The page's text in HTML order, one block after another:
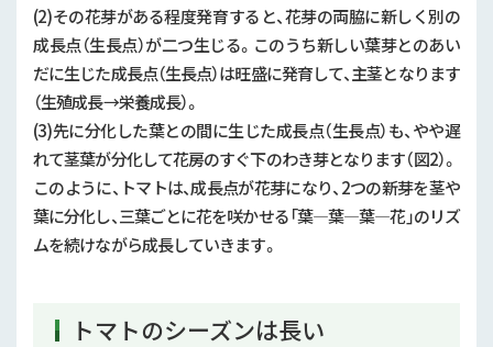
(2)その花芽がある程度発育すると、花芽の両脇に新しく別の
成長点（生長点）が二つ生じる。このうち新しい葉芽とのあい
だに生じた成長点（生長点）は旺盛に発育して、主茎となります
（生殖成長→栄養成長）。
(3)先に分化した葉との間に生じた成長点（生長点）も、やや遅
れて茎葉が分化して花房のすぐ下のわき芽となります（図2）。
このように、トマトは、成長点が花芽になり、2つの新芽を茎や
葉に分化し、三葉ごとに花を咲かせる「葉―葉―葉―花」のリズ
ムを続けながら成長していきます。
トマトのシーズンは長い
農産園芸
園芸
農産